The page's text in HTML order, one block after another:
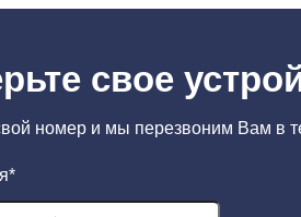
свое
номер и мы перезвоним Вам в